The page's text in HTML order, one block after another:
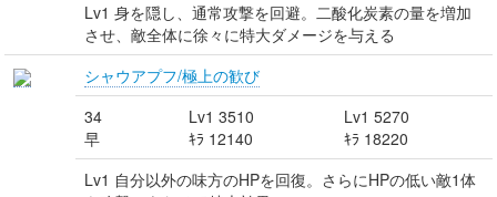
Lv1 身を隠し、通常攻撃を回避。二酸化炭素の量を増加
させ、敵全体に徐々に特大ダメージを与える
シャウアプフ/極上の歓び
34
早
Lv1 3510
ｷﾗ 12140
Lv1 5270
ｷﾗ 18220
Lv1 自分以外の味方のHPを回復。さらにHPの低い敵1体